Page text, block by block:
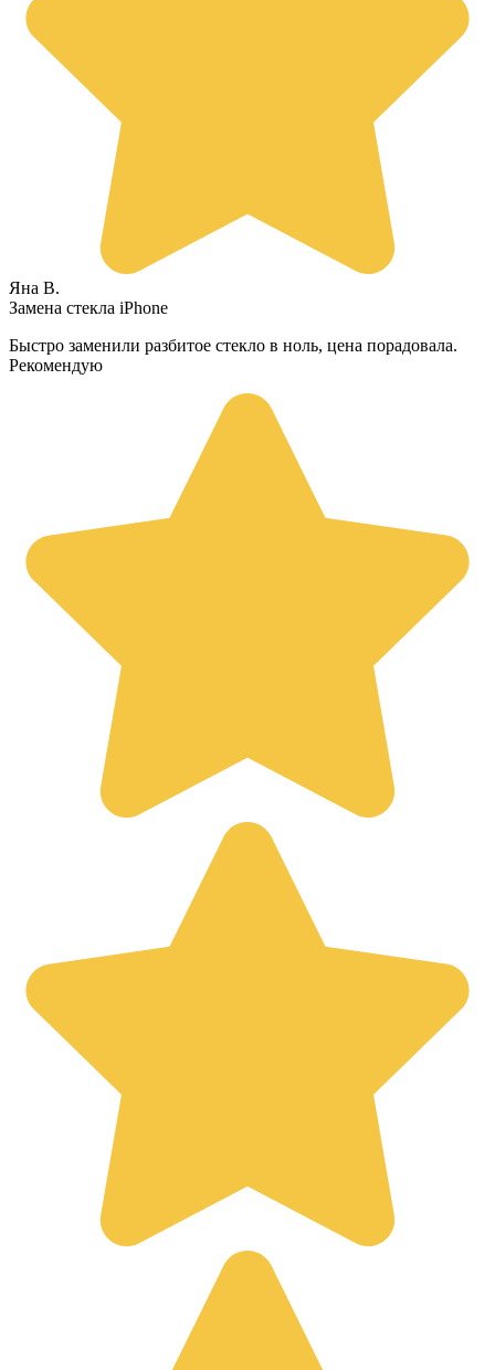
Яна В.
Замена стекла iPhone
Быстро заменили разбитое стекло в ноль, цена порадовала.
Рекомендую